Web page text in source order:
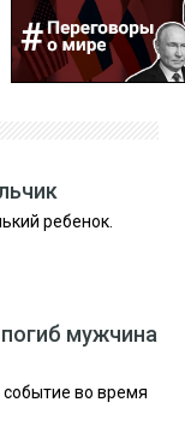
ребенок.
мужчина
событие во время